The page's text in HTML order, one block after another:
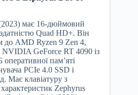
має 16-дюймовий
Quad HD+. Він
до AMD Ryzen 9 Zen 4,
GeForce RT 4090 із
пам’яті
PCIe 4.0 SSD і
Має клавіатуру з
Zephyrus